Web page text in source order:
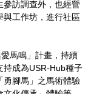
參訪調查外，也經營
與工作坊，進行社區
馬鳴」計畫，持續
持成為USR-Hub種子
勇腳馬」之馬術體驗